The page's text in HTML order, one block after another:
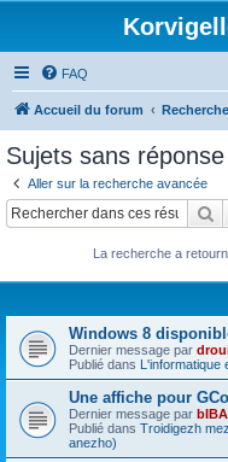
FAQ
Accueil du forum
Sujets sans réponse
Aller sur la recherche avancée
La recherche a
Windows 8
Dernier message par
Publié dans L'informatique
Une affiche pour
Dernier message par
Publié dans Troidigezh
anezho)